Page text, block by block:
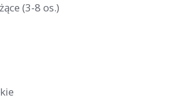
(3-8 os.)